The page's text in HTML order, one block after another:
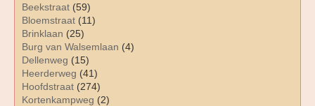
Beekstraat (59)
Bloemstraat (11)
Brinklaan (25)
Burg van Walsemlaan (4)
Dellenweg (15)
Heerderweg (41)
Hoofdstraat (274)
Kortenkampweg (2)